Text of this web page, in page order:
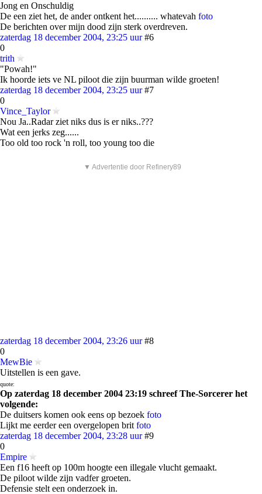
Jong en Onschuldig
De een ziet het, de ander ontkent het.......... whatevah foto
De berichten over mijn dood zijn sterk overdreven.
zaterdag 18 december 2004, 23:25 uur #6
0
trith
"Powah!"
Ik hoorde iets ve NL piloot die zijn buurman wilde groeten!
zaterdag 18 december 2004, 23:25 uur #7
0
Vince_Taylor
Nou Ja..Radar ziet niks dus is er niks..???
Wat een jerks zeg......
Too old too rock 'n roll, too young too die
▼ Advertentie door Refinery89
zaterdag 18 december 2004, 23:26 uur #8
0
MewBie
Uitstellen is een gave.
quote:
Op zaterdag 18 december 2004 23:19 schreef The-Sorcerer het
volgende:
De duitsers komen ook eens op bezoek foto
Lijkt me eerder een overgelopen brit foto
zaterdag 18 december 2004, 23:28 uur #9
0
Empire
Een f16 heeft op 100m hoogte een illegale vlucht gemaakt.
De piloot wilde zijn vadfer groeten.
Defensie stelt een onderzoek in.